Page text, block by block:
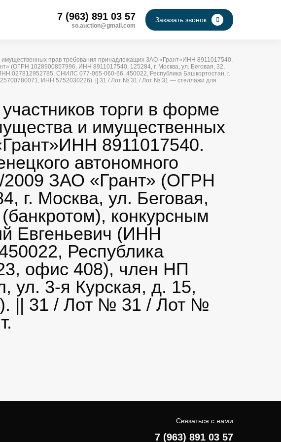
7 (963) 891 03 57
so.auction@gmail.com
Заказать звонок
имущественных прав требования принадлежащих ЗАО «Грант»ИНН 8911017540.
(ОГРН 1028900857996, ИНН 8911017540, 125284, г. Москва, ул. Беговая, 32,
027812952785, СНИЛС 077-065-060-66, 450022, Республика Башкортостан, г.
ИНН 5752030226). || 31 / Лот № 31 / Лот № 31 — стеллажи для
торги в форме
и имущественных
8911017540.
автономного
2009 ЗАО «Грант» (ОГРН
г. Москва, ул. Беговая,
конкурсным
Евгеньевич (ИНН
Республика
офис 408), член НП
ул. 3-я Курская, д. 15,
|| 31 / Лот № 31 / Лот №
Связаться с нами
7 (963) 891 03 57